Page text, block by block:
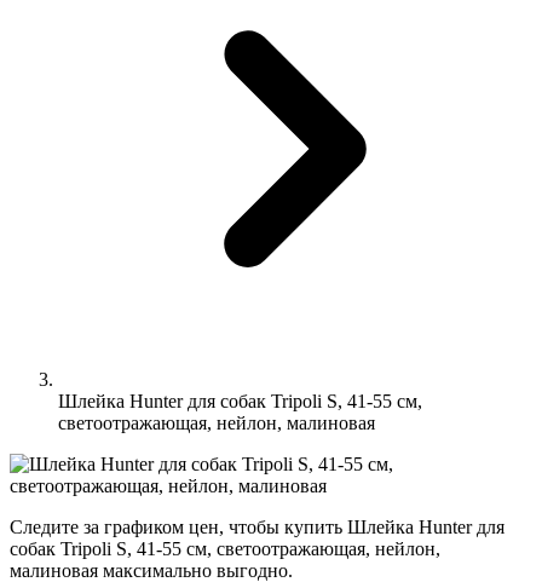
Шлейка Hunter для собак Tripoli S, 41-55 см,
светоотражающая, нейлон, малиновая
Следите за графиком цен, чтобы купить Шлейка Hunter для
собак Tripoli S, 41-55 см, светоотражающая, нейлон,
малиновая максимально выгодно.